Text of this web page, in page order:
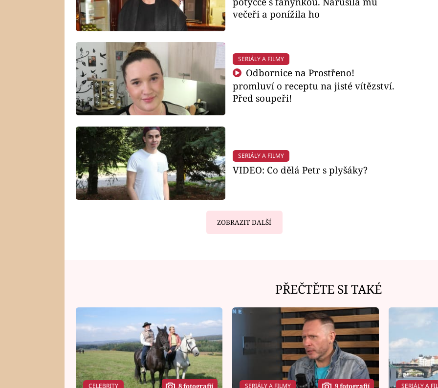
večeři a ponížila ho
SERIÁLY A FILMY
Odbornice na Prostřeno!
promluví o receptu na jisté vítězství.
Před soupeři!
SERIÁLY A FILMY
VIDEO: Co dělá Petr s plyšáky?
ZOBRAZIT DALŠÍ
PŘEČTĚTE SI TAKÉ
CELEBRITY 8 fotografií SERIÁLY A FILMY 9 fotografií SERIÁLY A